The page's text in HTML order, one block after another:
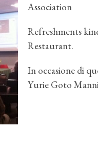
Association
Refreshments
Restaurant.
In occasione di
Yurie Goto